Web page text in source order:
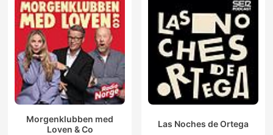
Morgenklubben med
Loven & Co
Las Noches de Ortega